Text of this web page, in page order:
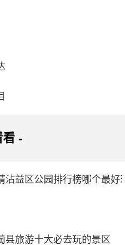
看 -
沾益区公园排行榜哪个最好
县旅游十大必去玩的景区